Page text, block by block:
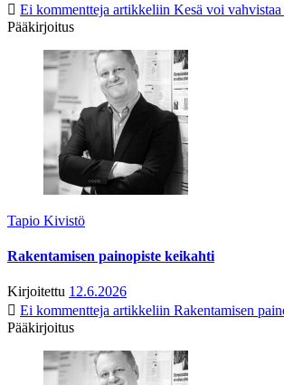
Ei kommentteja artikkeliin Kesä voi vahvistaa
Pääkirjoitus
Tapio Kivistö
Rakentamisen painopiste keikahti
Kirjoitettu 12.6.2026
Ei kommentteja artikkeliin Rakentamisen
Pääkirjoitus